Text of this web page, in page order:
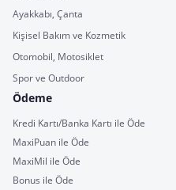
Ayakkabı, Çanta
Kişisel Bakım ve Kozmetik
Otomobil, Motosiklet
Spor ve Outdoor
Ödeme
Kredi Kartı/Banka Kartı ile Öde
MaxiPuan ile Öde
MaxiMil ile Öde
Bonus ile Öde